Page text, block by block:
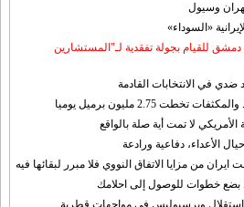
وسيول
«السوداء»
دمشق للقيام بجولة تفقدية لـ"المستشارين
ضدي في الانتخابات القادمة
2.75 مليون برميل يوميا
لا تمت أية صلة بالواقع
الأعداء، دفاعية ورادعة
من مزايا الاتفاق النووي فلا مبرر لبقائها فيه
بضع خطوات للوصول إلى احلامك